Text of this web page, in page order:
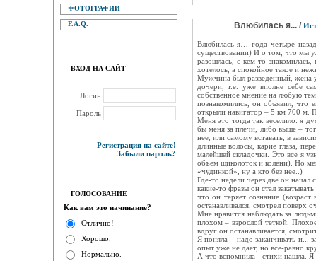
ФОТОГРАФИИ
F.A.Q.
ВХОД НА САЙТ
Логин
Пароль
Регистрация на сайте!
Забыли пароль?
ГОЛОСОВАНИЕ
Как вам это начинание?
Отлично!
Хорошо.
Нормально.
Влюбилась я... /
Влюбилась я… года четыре
существовании) И о том, что мы
разошлась, с кем-то
хотелось, а спокойное такое и
Мужчина был разведенный, жена
дочери, т.е. уже вполне себе
собственное мнение на любую
познакомились, он объявил,
открыли навигатор – 5 км 700 м.
Меня это тогда так веселило: я
бы меня за плечи, либо выше –
нее, или самому вставать, в
длинные волосы, карие глаза,
малейшей складочки. Это все я
объем щиколоток и колени). Но
«чудинкой», ну а кто без нее..)
Где-то недели через две он начал
какие-то фразы он стал
что он теряет сознание
останавливался, смотрел поверх
Мне нравится наблюдать за
плохом – взрослой теткой.
вдруг он останавливается,
Я поняла – надо заканчивать и...
опыт уже не дает, но все-равно
А что вспомнила - стихи нашла. Я